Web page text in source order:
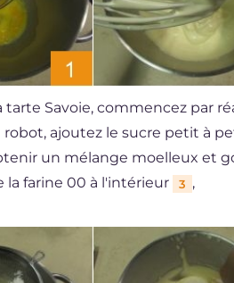
tarte Savoie, commencez par
robot, ajoutez le sucre petit à
un mélange moelleux et
la farine 00 à l'intérieur
3 ,